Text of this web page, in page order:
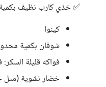
✅ خذي كارب نظيف
كينوا
شوفان بكمية
فواكه قليلة
خضار نشوية (مثل